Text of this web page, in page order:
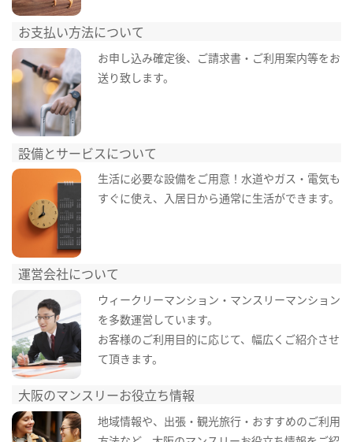
お支払い方法について
お申し込み確定後、ご請求書・ご利用案内等をお
送り致します。
設備とサービスについて
生活に必要な設備をご用意！水道やガス・電気も
すぐに使え、入居日から通常に生活ができます。
運営会社について
ウィークリーマンション・マンスリーマンション
を多数運営しています。
お客様のご利用目的に応じて、幅広くご紹介させ
て頂きます。
大阪のマンスリーお役立ち情報
地域情報や、出張・観光旅行・おすすめのご利用